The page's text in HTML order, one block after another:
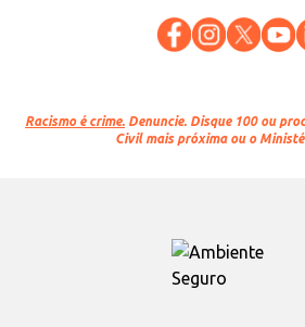
Racismo é crime. Denuncie. Disque 100 ou
Civil mais próxima ou o